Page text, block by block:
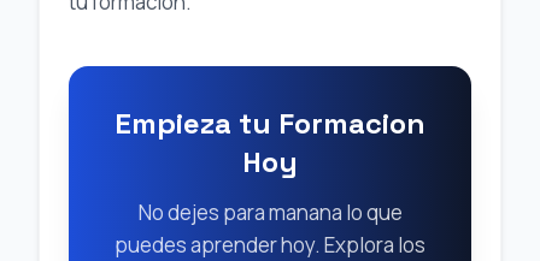
Empieza tu Formacion
Hoy
No dejes para manana lo que
puedes aprender hoy. Explora los